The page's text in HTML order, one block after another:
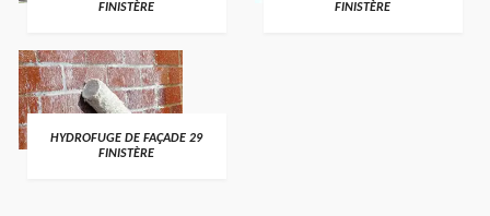
FINISTÈRE
FINISTÈRE
HYDROFUGE DE FAÇADE 29
FINISTÈRE